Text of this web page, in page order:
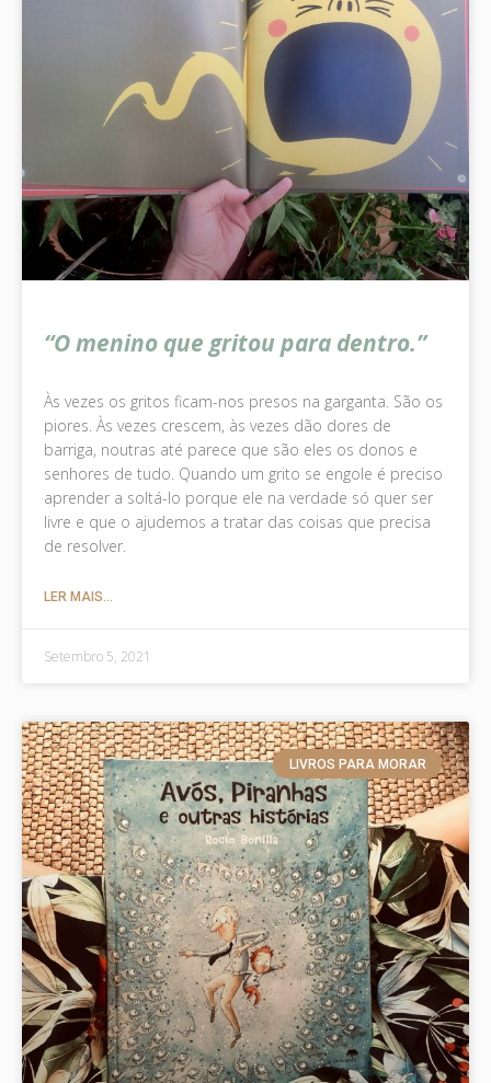
“O menino que gritou para dentro.”
Às vezes os gritos ficam-nos presos na garganta. São os
piores. Às vezes crescem, às vezes dão dores de
barriga, noutras até parece que são eles os donos e
senhores de tudo. Quando um grito se engole é preciso
aprender a soltá-lo porque ele na verdade só quer ser
livre e que o ajudemos a tratar das coisas que precisa
de resolver.
LER MAIS...
Setembro 5, 2021
LIVROS PARA MORAR